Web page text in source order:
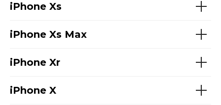
iPhone Xs
iPhone Xs Max
iPhone Xr
iPhone X